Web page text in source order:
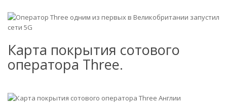
Карта покрытия сотового
оператора Three.